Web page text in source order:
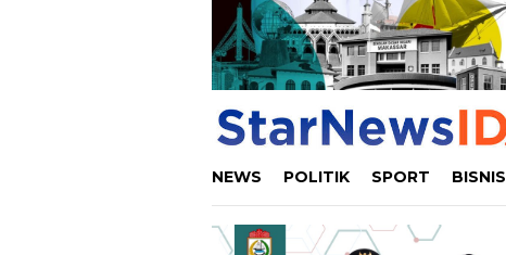
NEWS POLITIK SPORT BISNIS